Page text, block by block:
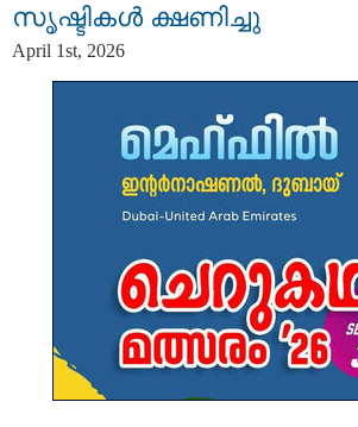
സൃഷ്ടികൾ ക്ഷണിച്ചു
April 1st, 2026